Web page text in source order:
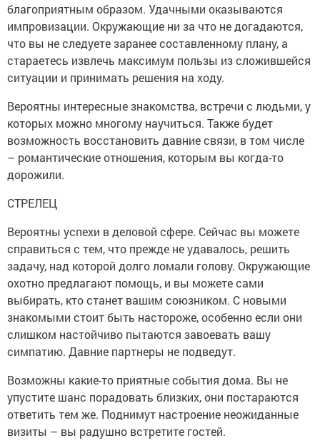
благоприятным образом. Удачными оказываются
импровизации. Окружающие ни за что не догадаются,
что вы не следуете заранее составленному плану, а
стараетесь извлечь максимум пользы из сложившейся
ситуации и принимать решения на ходу.
Вероятны интересные знакомства, встречи с людьми, у
которых можно многому научиться. Также будет
возможность восстановить давние связи, в том числе
– романтические отношения, которым вы когда-то
дорожили.
СТРЕЛЕЦ
Вероятны успехи в деловой сфере. Сейчас вы можете
справиться с тем, что прежде не удавалось, решить
задачу, над которой долго ломали голову. Окружающие
охотно предлагают помощь, и вы можете сами
выбирать, кто станет вашим союзником. С новыми
знакомыми стоит быть настороже, особенно если они
слишком настойчиво пытаются завоевать вашу
симпатию. Давние партнеры не подведут.
Возможны какие-то приятные события дома. Вы не
упустите шанс порадовать близких, они постараются
ответить тем же. Поднимут настроение неожиданные
визиты – вы радушно встретите гостей.